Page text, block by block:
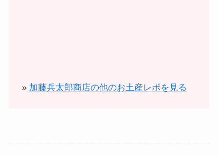
» 加藤兵太郎商店の他のお土産レポを見る